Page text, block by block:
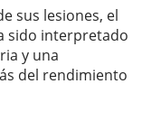
sus lesiones, el
sido interpretado
y una
del rendimiento